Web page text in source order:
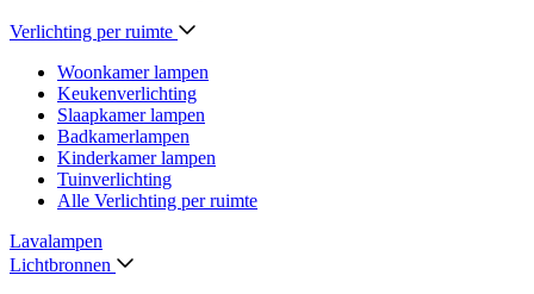
Verlichting per ruimte
Woonkamer lampen
Keukenverlichting
Slaapkamer lampen
Badkamerlampen
Kinderkamer lampen
Tuinverlichting
Alle Verlichting per ruimte
Lavalampen
Lichtbronnen